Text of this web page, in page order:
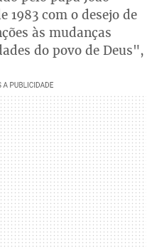
1983 com o desejo de
às mudanças
do povo de Deus",